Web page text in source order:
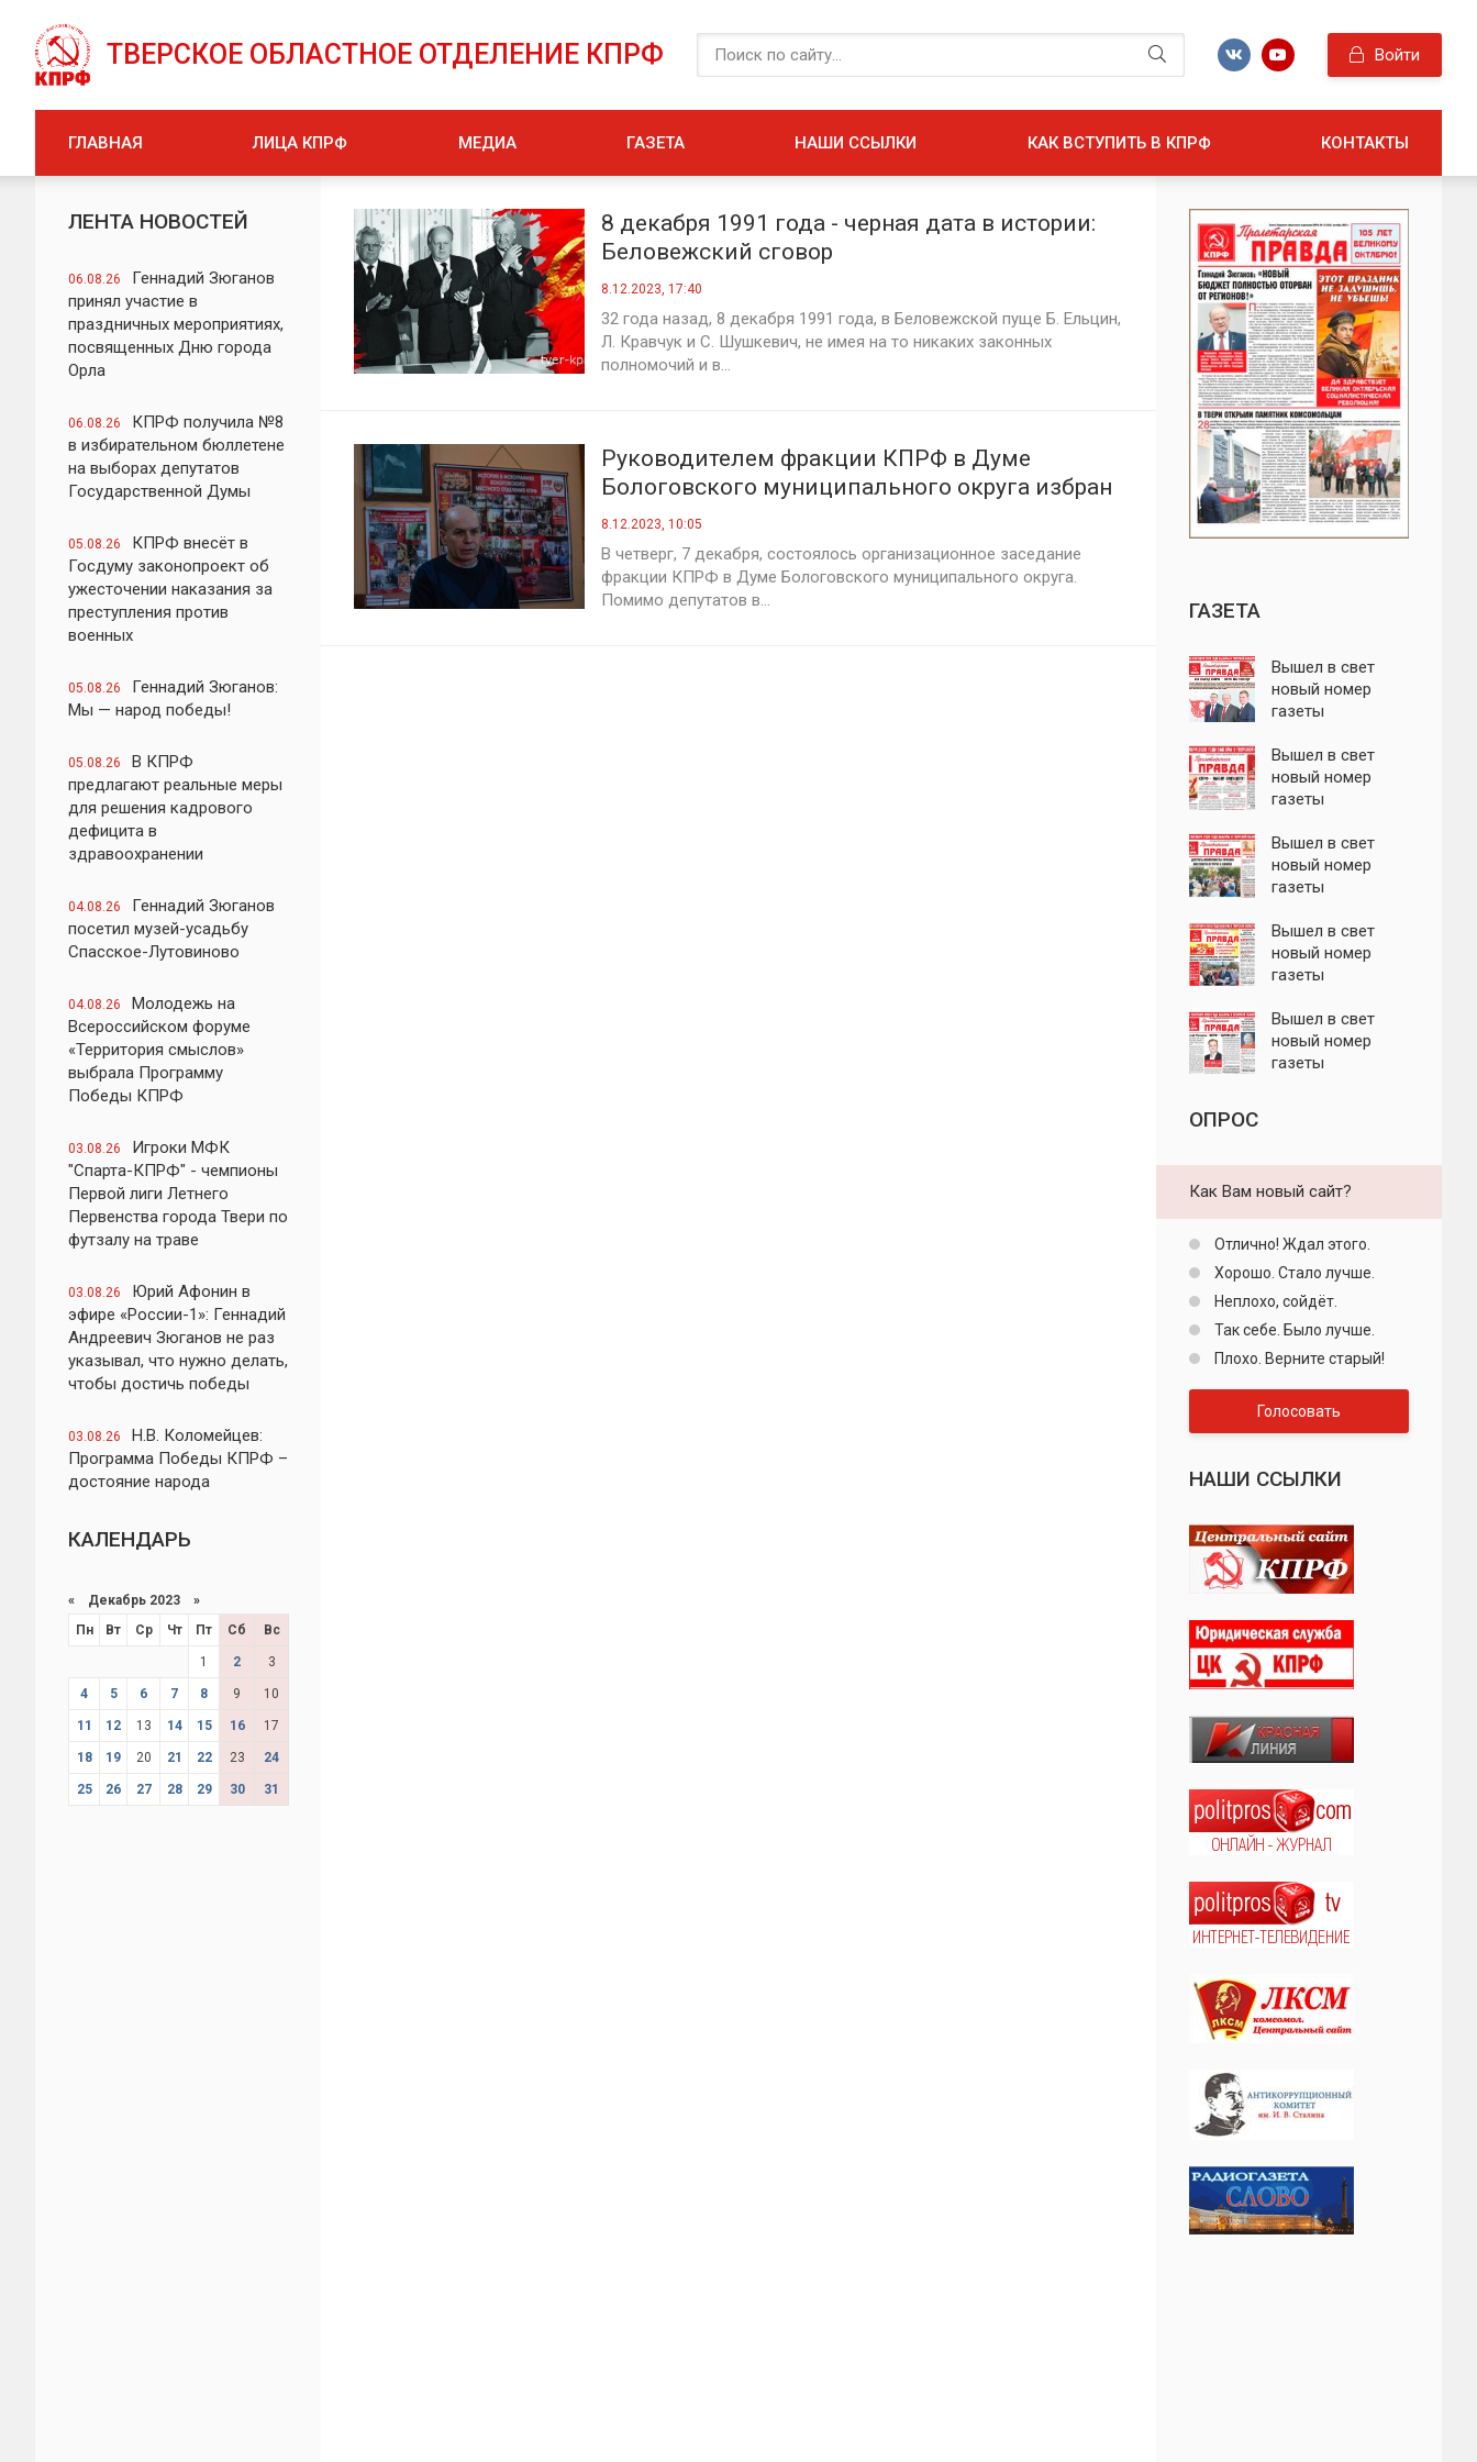
ТВЕРСКОЕ ОБЛАСТНОЕ ОТДЕЛЕНИЕ КПРФ Войти
ГЛАВНАЯ ЛИЦА КПРФ МЕДИА ГАЗЕТА НАШИ ССЫЛКИ КАК ВСТУПИТЬ В КПРФ КОНТАКТЫ
ЛЕНТА НОВОСТЕЙ
06.08.26
Геннадий Зюганов
принял участие в
праздничных мероприятиях,
посвященных Дню города
Орла
06.08.26
КПРФ получила №8
в избирательном бюллетене
на выборах депутатов
Государственной Думы
05.08.26
КПРФ внесёт в
Госдуму законопроект об
ужесточении наказания за
преступления против
военных
05.08.26
Геннадий Зюганов:
Мы — народ победы!
05.08.26
В КПРФ
предлагают реальные меры
для решения кадрового
дефицита в
здравоохранении
04.08.26
Геннадий Зюганов
посетил музей-усадьбу
Спасское-Лутовиново
04.08.26
Молодежь на
Всероссийском форуме
«Территория смыслов»
выбрала Программу
Победы КПРФ
03.08.26
Игроки МФК
"Спарта-КПРФ" - чемпионы
Первой лиги Летнего
Первенства города Твери по
футзалу на траве
03.08.26
Юрий Афонин в
эфире «России-1»: Геннадий
Андреевич Зюганов не раз
указывал, что нужно делать,
чтобы достичь победы
03.08.26
Н.В. Коломейцев:
Программа Победы КПРФ –
достояние народа
КАЛЕНДАРЬ
« Декабрь 2023 »
Пн
Вт Ср Чт Пт Сб Вс
1 2 3
4 5 6 7 8 9 10
11 12 13 14 15 16 17
18 19 20 21 22 23 24
25 26 27 28 29 30 31
8 декабря 1991 года - черная дата в истории:
Беловежский сговор
8.12.2023, 17:40
32 года назад, 8 декабря 1991 года, в Беловежской пуще Б. Ельцин,
Л. Кравчук и С. Шушкевич, не имея на то никаких законных
полномочий и в...
Руководителем фракции КПРФ в Думе
Бологовского муниципального округа избран
рабочий-железнодорожник
8.12.2023, 10:05
В четверг, 7 декабря, состоялось организационное заседание
фракции КПРФ в Думе Бологовского муниципального округа.
Помимо депутатов в...
ГАЗЕТА
Вышел в свет
новый номер
газеты
правда"
Вышел в свет
новый номер
газеты
правда"
Вышел в свет
новый номер
газеты
правда"
Вышел в свет
новый номер
газеты
правда"
Вышел в свет
новый номер
газеты
ОПРОС
Как Вам новый сайт?
Отлично! Ждал этого.
Хорошо. Стало лучше.
Неплохо, сойдёт.
Так себе. Было лучше.
Плохо. Верните старый!
Голосовать
НАШИ ССЫЛКИ